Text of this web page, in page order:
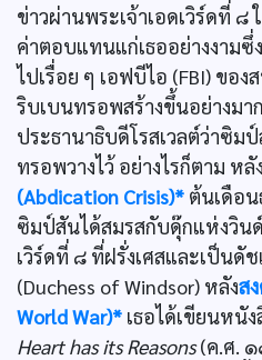
ข่าวผ่านพระเจ้าเอดเวิร์ดที่ ๘
ค่าตอบแทนแก่เธออย่างงาม
ไปเรื่อย ๆ เอฟบีไอ (FBI) ขอ
ริบเบนทรอพสร้างขึ้นอย่างมา
ประธานาธิบดีโรสเวลต์ว่าซิ
ทรอพวางไว้ อย่างไรก็ตาม หลัง
(Abdication Crisis)* ต้นเดือ
ซิมป์สันได้สมรสกับดุ๊กแห่งวิน
เวิร์ดที่ ๘ ที่ฝรั่งเศสและเป็นดั
(Duchess of Windsor) หลังส
World War)* เธอได้เขียนหนั
Heart has its Reasons(ค.ศ. ๑